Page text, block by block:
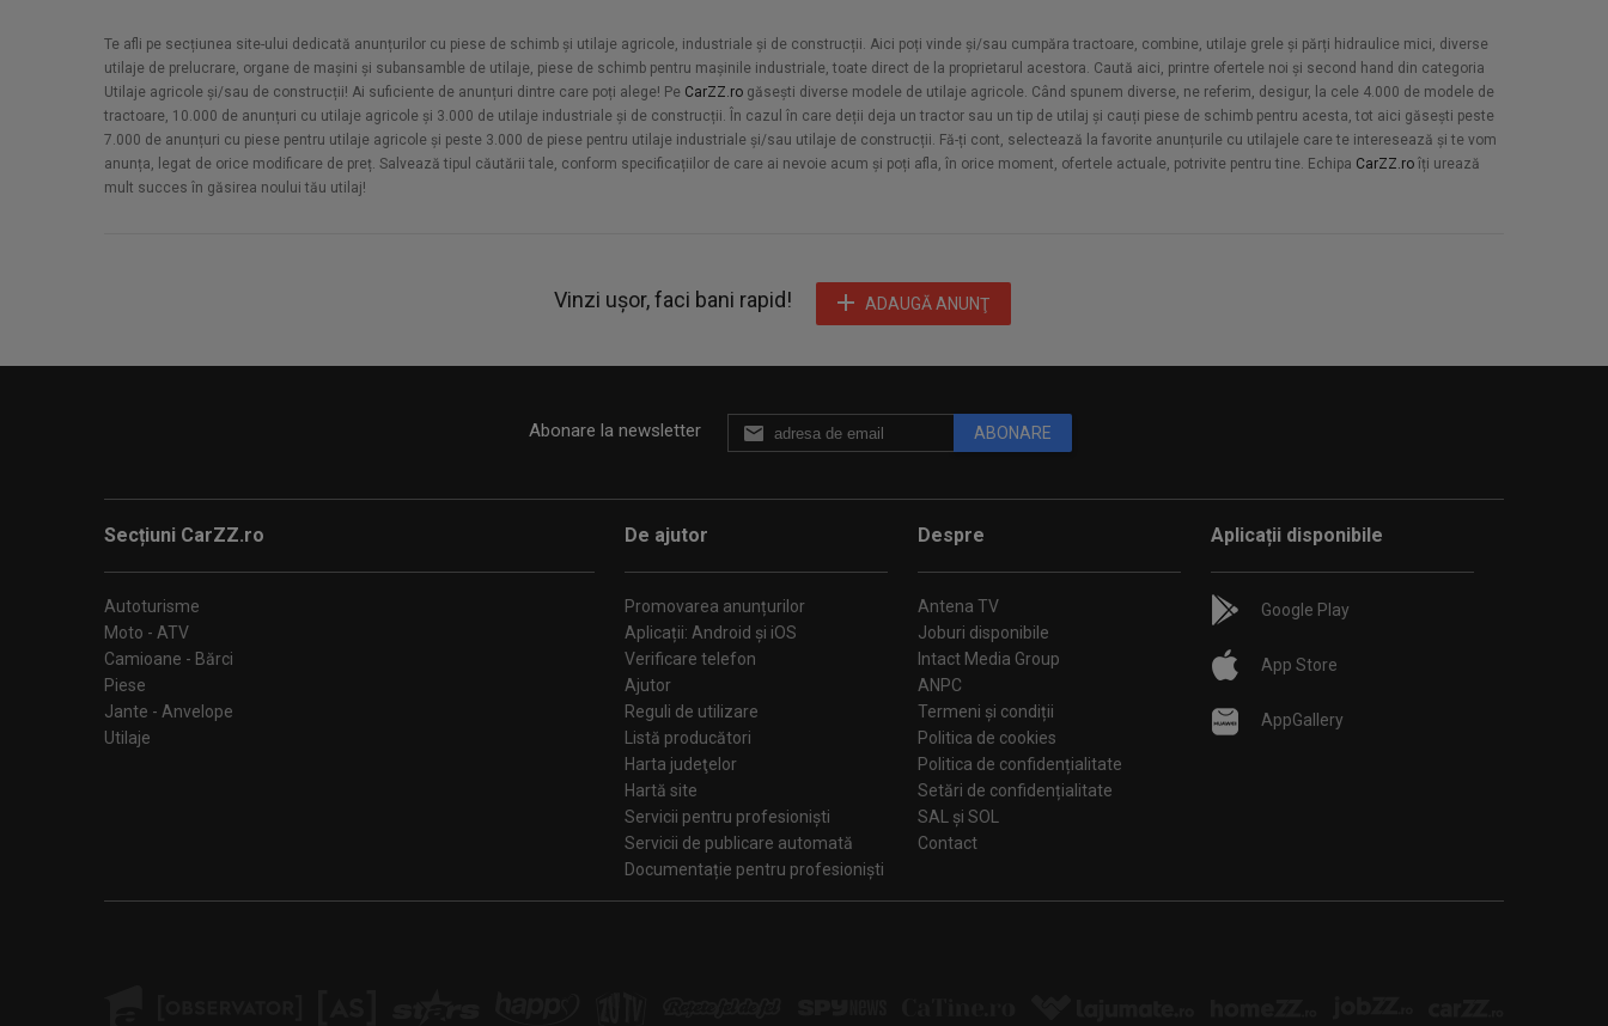
Te afli pe secțiunea site-ului dedicată anunțurilor cu piese de schimb și utilaje agricole, industriale și de construcții. Aici poți vinde și/sau cumpăra tractoare, combine, utilaje grele și părți hidraulice mici, diverse
utilaje de prelucrare, organe de mașini și subansamble de utilaje, piese de schimb pentru mașinile industriale, toate direct de la proprietarul acestora. Caută aici, printre ofertele noi și second hand din categoria
Utilaje agricole și/sau de construcții! Ai suficiente de anunțuri dintre care poți alege! Pe CarZZ.ro găsești diverse modele de utilaje agricole. Când spunem diverse, ne referim, desigur, la cele 4.000 de modele de
tractoare, 10.000 de anunțuri cu utilaje agricole și 3.000 de utilaje industriale și de construcții. În cazul în care deții deja un tractor sau un tip de utilaj și cauți piese de schimb pentru acesta, tot aici găsești peste
7.000 de anunțuri cu piese pentru utilaje agricole și peste 3.000 de piese pentru utilaje industriale și/sau utilaje de construcții. Fă-ți cont, selectează la favorite anunțurile cu utilajele care te interesează și te vom
anunța, legat de orice modificare de preț. Salvează tipul căutării tale, conform specificațiilor de care ai nevoie acum și poți afla, în orice moment, ofertele actuale, potrivite pentru tine. Echipa CarZZ.ro îți urează
mult succes în găsirea noului tău utilaj!
Vinzi ușor, faci bani rapid! ADAUGĂ ANUNŢ
Abonare la newsletter ABONARE
Secțiuni CarZZ.ro
Autoturisme
Moto - ATV
Camioane - Bărci
Piese
Jante - Anvelope
Utilaje
De ajutor
Promovarea anunțurilor
Aplicații: Android și iOS
Verificare telefon
Ajutor
Reguli de utilizare
Listă producători
Harta judeţelor
Hartă site
Servicii pentru profesioniști
Servicii de publicare automată
Documentație pentru profesioniști
Despre
Antena TV
Joburi disponibile
Intact Media Group
ANPC
Termeni și condiții
Politica de cookies
Politica de confidențialitate
Setări de confidențialitate
SAL și SOL
Contact
Aplicații disponibile
Google Play
App Store
AppGallery